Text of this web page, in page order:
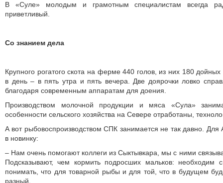
В «Суле» молодым и грамотным специалистам всегда
приветливый.
Со знанием дела
Крупного рогатого скота на ферме 440 голов, из них 180
в день – в пять утра и пять вечера. Две доярочки ловко
благодаря современным аппаратам для доения.
Производством молочной продукции и мяса «Сула»
особенности сельского хозяйства на Севере отработаны,
А вот рыбовоспроизводством СПК занимается не так давно. Для
в новинку:
– Нам очень помогают коллеги из Сыктывкара, мы с ними
Подсказывают, чем кормить подросших мальков: необходим
понимать, что для товарной рыбы и для той, что в будущем
разный.